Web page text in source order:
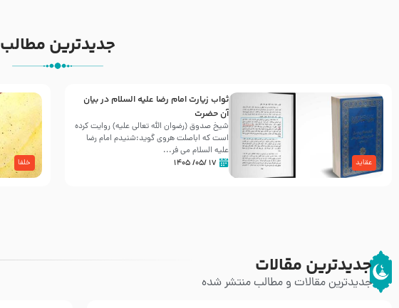
جدیدترین مطالب
عقاید
ثواب زیارت امام رضا علیه السلام در بیان
آن حضرت
شیخ صدوق (رضوان الله تعالی علیه) روایت کرده
است که اباصلت هروی گوید:شنیدم امام رضا
علیه السلام می فر...
۱۷ /۰۵/ ۱۴۰۵ خلفا
جدیدترین مقالات
جدیدترین مقالات و مطالب منتشر شده